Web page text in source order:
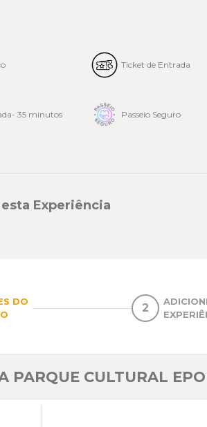
Ticket de Entrada
35 minutos Passeio Seguro
Experiência
DO
2
PARQUE CULTURAL